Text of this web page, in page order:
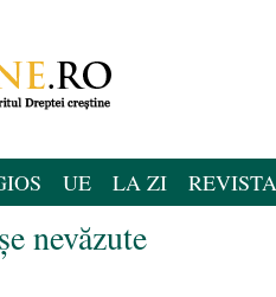
UE LA ZI
nevăzute